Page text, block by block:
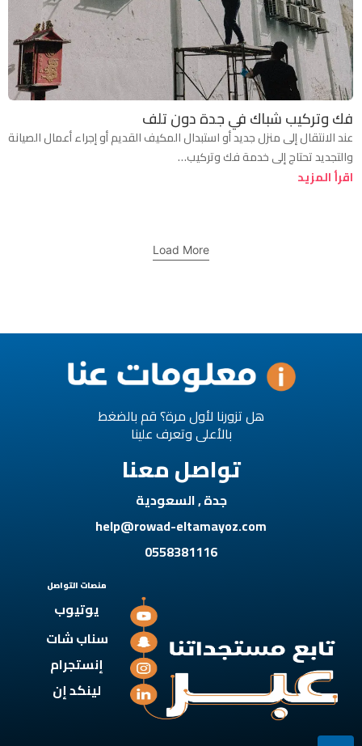
فك وتركيب شباك في جدة دون تلف
عند الانتقال إلى منزل جديد أو استبدال المكيف القديم أو إجراء أعمال الصيانة
والتجديد تحتاج إلى خدمة فك وتركيب…
اقرأ المزيد
Load More
هل تزورنا لأول مرة؟ قم بالضغط
بالأعلى وتعرف علينا
تواصل معنا
جدة , السعودية
help@rowad-eltamayoz.com
0558381116
منصات التواصل
يوتيوب
سناب شات
إنستجرام
لينكد إن